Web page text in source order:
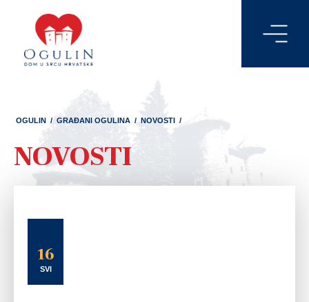
OGULIN / GRAĐANI OGULINA / NOVOSTI /
NOVOSTI
16
SVI